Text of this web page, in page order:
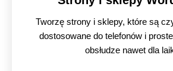
Tworzę strony i sklepy, które są
dostosowane do telefonów i
obsłudze nawet dla